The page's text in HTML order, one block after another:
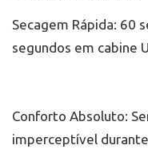
Secagem Rápida: 60
segundos em cabine
Conforto Absoluto:
imperceptível